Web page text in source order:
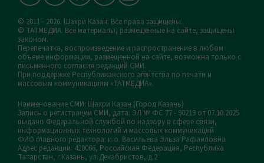
© 2011 - 2026. Шахри Казан. Все права защищены.
© ТАТМЕДИА. Все материалы, размещенные на сайте, защищены
законом.
Перепечатка, воспроизведение и распространение в любом
объеме информации, размещенной на сайте, возможна только с
письменного согласия редакций СМИ.
При поддержке Республиканского агентства по печати и
массовым коммуникациям «ТАТМЕДИА».
Наименование СМИ: Шахри Казан (Город Казань)
Запись о регистрации СМИ, дата: ЭЛ № ФС 77 - 90219 от 07.10.2025
выдано Федеральной службой по надзору в сфере связи,
информационных технологий и массовых коммуникаций
ФИО главного редактора: и.о. Васильева Эльза Рафаиловна
Адрес редакции: 420066, Российская Федерация, Республика
Татарстан, г.Казань, ул.Декабристов, д.2